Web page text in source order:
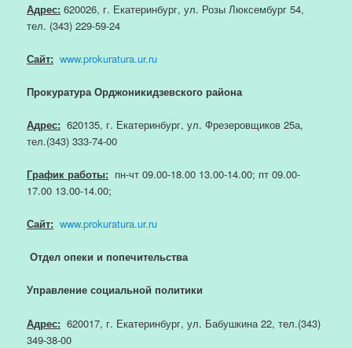
Адрес: 620026, г. Екатеринбург, ул. Розы Люксембург 54,
тел. (343) 229-59-24
Сайт: www.prokuratura.ur.ru
Прокуратура Орджоникидзевского района
Адрес: 620135, г. Екатеринбург, ул. Фрезеровщиков 25а,
тел.(343) 333-74-00
График работы: пн-чт 09.00-18.00 13.00-14.00; пт 09.00-
17.00 13.00-14.00;
Сайт: www.prokuratura.ur.ru
Отдел опеки и попечительства
Управление социальной политики
Адрес: 620017, г. Екатеринбург, ул. Бабушкина 22, тел.(343)
349-38-00